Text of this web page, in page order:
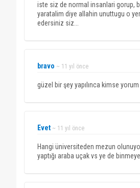
iste siz de normal insanlari gorup,
yaratalim diye allahin unuttugu o
edersiniz siz...
bravo ~ 11 yıl önce
güzel bir şey yapılınca kimse yorum
Evet ~ 11 yıl önce
Hangi üniversiteden mezun
yaptığı araba uçak vs ye de